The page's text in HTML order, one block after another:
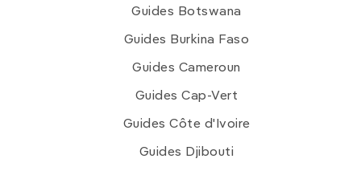
Guides Botswana
Guides Burkina Faso
Guides Cameroun
Guides Cap-Vert
Guides Côte d'Ivoire
Guides Djibouti